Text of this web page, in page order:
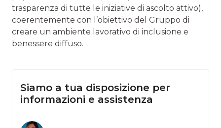
trasparenza di tutte le iniziative di ascolto attivo),
coerentemente con l’obiettivo del Gruppo di
creare un ambiente lavorativo di inclusione e
benessere diffuso.
Siamo a tua disposizione per
informazioni e assistenza